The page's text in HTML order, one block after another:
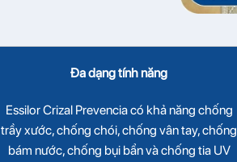
Đa dạng tính năng
Essilor Crizal Prevencia có khả năng chống
trầy xước, chống chói, chống vân tay, chống
bám nước, chống bụi bẩn và chống tia UV